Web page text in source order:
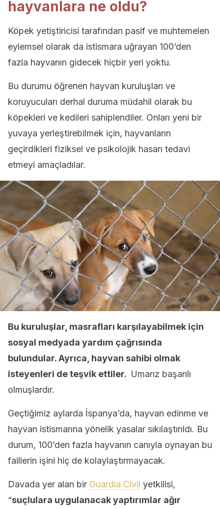
hayvanlara ne oldu?
Köpek yetiştiricisi tarafından pasif ve muhtemelen
eylemsel olarak da istismara uğrayan 100’den
fazla hayvanın gidecek hiçbir yeri yoktu.
Bu durumu öğrenen hayvan kuruluşları ve
koruyucuları derhal duruma müdahil olarak bu
köpekleri ve kedileri sahiplendiler. Onları yeni bir
yuvaya yerleştirebilmek için, hayvanların
geçirdikleri fiziksel ve psikolojik hasarı tedavi
etmeyi amaçladılar.
Bu kuruluşlar, masrafları karşılayabilmek için
sosyal medyada yardım çağrısında
bulundular. Ayrıca, hayvan sahibi olmak
isteyenleri de teşvik ettiler. Umarız başarılı
olmuşlardır.
Geçtiğimiz aylarda İspanya’da, hayvan edinme ve
hayvan istismarına yönelik yasalar sıkılaştırıldı. Bu
durum, 100’den fazla hayvanın canıyla oynayan bu
faillerin işini hiç de kolaylaştırmayacak.
Davada yer alan bir Guardia Civil yetkilisi,
“suçlulara uygulanacak yaptırımlar ağır